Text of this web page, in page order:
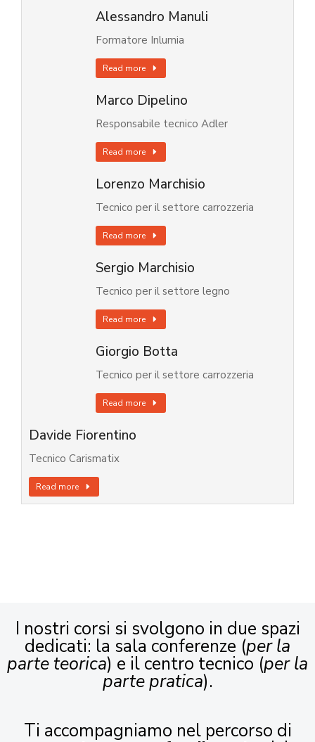
Alessandro Manuli
Formatore Inlumia
Read more
Marco Dipelino
Responsabile tecnico Adler
Read more
Lorenzo Marchisio
Tecnico per il settore carrozzeria
Read more
Sergio Marchisio
Tecnico per il settore legno
Read more
Giorgio Botta
Tecnico per il settore carrozzeria
Read more
Davide Fiorentino
Tecnico Carismatix
Read more
I nostri corsi si svolgono in due spazi
dedicati: la sala conferenze (per la
parte teorica) e il centro tecnico (per la
parte pratica).
Ti accompagniamo nel percorso di